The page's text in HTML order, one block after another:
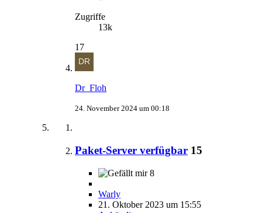
Zugriffe
13k
17
Dr_Floh
24. November 2024 um 00:18
Paket-Server verfügbar 15
8
Warly
21. Oktober 2023 um 15:55